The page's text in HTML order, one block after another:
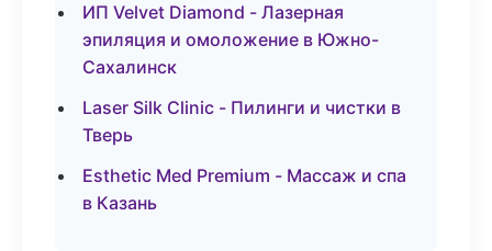
ИП Velvet Diamond - Лазерная
эпиляция и омоложение в Южно-
Сахалинск
Laser Silk Clinic - Пилинги и чистки в
Тверь
Esthetic Med Premium - Массаж и спа
в Казань